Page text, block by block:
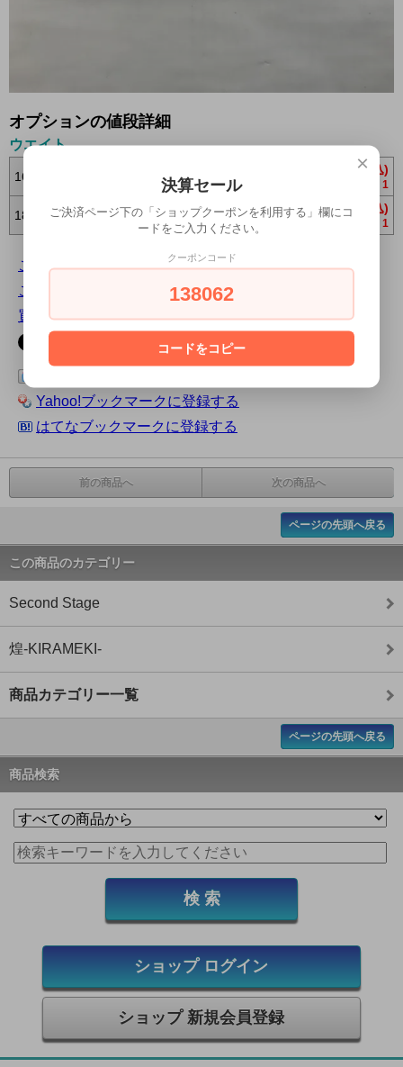
オプションの値段詳細
ウエイト
160g 2,376円(税込)
1
180g 2,475円(税込)
1
この商品について問い合わせる
この商品を友達に教える
買い物を続ける
Yahoo!ブックマークに登録する
はてなブックマークに登録する
前の商品へ 次の商品へ
ページの先頭へ戻る
この商品のカテゴリー
Second Stage
煌-KIRAMEKI-
商品カテゴリー一覧
ページの先頭へ戻る
商品検索
ショップ ログイン
ショップ 新規会員登録
×
決算セール
ご決済ページ下の「ショップクーポンを利用する」欄にコ
ードをご入力ください。
クーポンコード
138062
コードをコピー